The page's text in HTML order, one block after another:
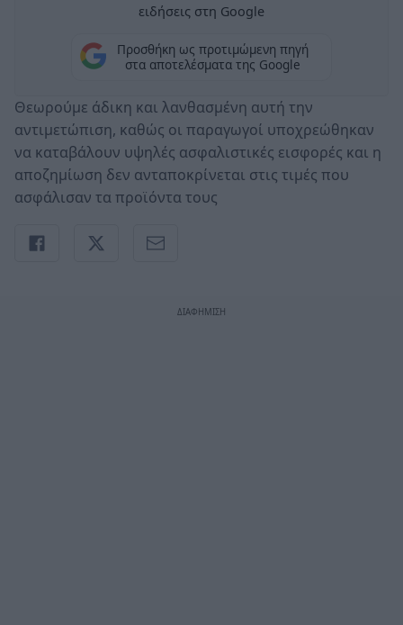
ειδήσεις στη Google
Προσθήκη ως προτιμώμενη πηγή
στα αποτελέσματα της Google
Θεωρούμε άδικη και λανθασμένη αυτή την
αντιμετώπιση, καθώς οι παραγωγοί υποχρεώθηκαν
να καταβάλουν υψηλές ασφαλιστικές εισφορές και η
αποζημίωση δεν ανταποκρίνεται στις τιμές που
ασφάλισαν τα προϊόντα τους